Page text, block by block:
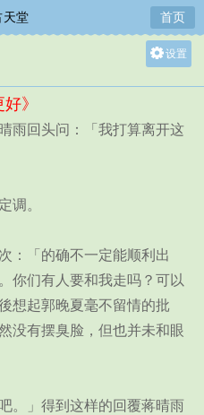
天堂 首页
设置
中
》
回头问：「我打算离开这
调。
「的确不一定能顺利出
你们有人要和我走吗？可以
想起郭晚夏毫不留情的批
没有摆臭脸，但也并未和眼
」得到这样的回覆蒋晴雨